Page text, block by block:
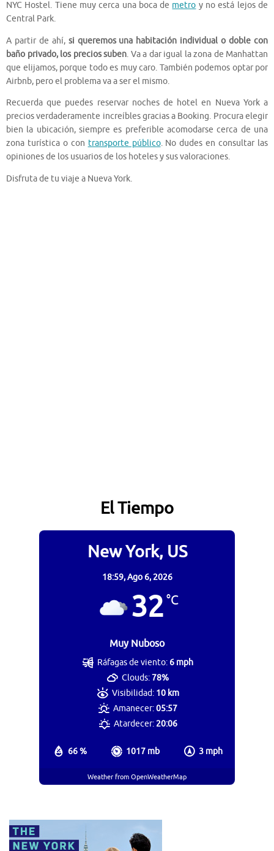
NYC Hostel. Tiene muy cerca una boca de metro y no está lejos de
Central Park.
A partir de ahí, si queremos una habitación individual o doble con
baño privado, los precios suben. Va a dar igual la zona de Manhattan
que elijamos, porque todo es muy caro. También podemos optar por
Airbnb, pero el problema va a ser el mismo.
Recuerda que puedes reservar noches de hotel en Nueva York a
precios verdaderamente increíbles gracias a Booking. Procura elegir
bien la ubicación, siempre es preferible acomodarse cerca de una
zona turística o con transporte público. No dudes en consultar las
opiniones de los usuarios de los hoteles y sus valoraciones.
Disfruta de tu viaje a Nueva York.
El Tiempo
New York, US
18:59,Ago 6, 2026
32°C
Muy Nuboso
66 % 1017 mb 3 mph
Ráfagas de viento:6 mph
Clouds:78%
Visibilidad: 10 km
Amanecer:05:57
Atardecer:20:06
Weather from OpenWeatherMap